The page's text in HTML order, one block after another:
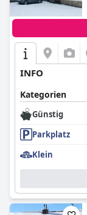
INFO
Kategorien
Günstig
Parkplatz
Klein